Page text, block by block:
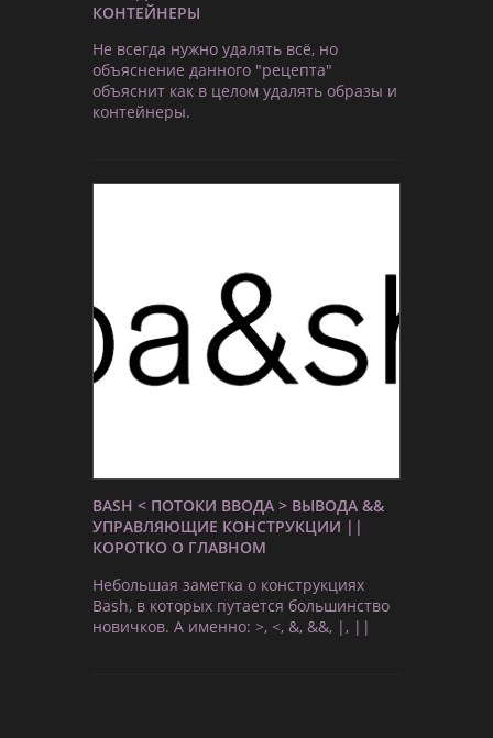
КОНТЕЙНЕРЫ
Не всегда нужно удалять всё, но
объяснение данного "рецепта"
объяснит как в целом удалять образы и
контейнеры.
BASH < ПОТОКИ ВВОДА > ВЫВОДА &&
УПРАВЛЯЮЩИЕ КОНСТРУКЦИИ ||
КОРОТКО О ГЛАВНОМ
Небольшая заметка о конструкциях
Bash, в которых путается большинство
новичков. А именно: >, <, &, &&, |, ||